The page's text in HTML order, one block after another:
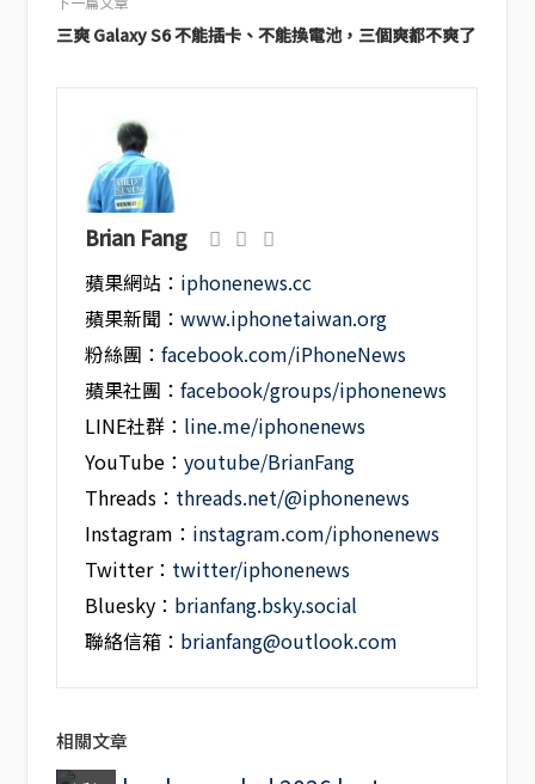
三爽 Galaxy S6 不能插卡、不能換電池，三個爽都不爽了
Brian Fang
蘋果網站： iphonenews.cc
蘋果新聞：www.iphonetaiwan.org
粉絲團：facebook.com/iPhoneNews
蘋果社團：facebook/groups/iphonenews
LINE社群： line.me/iphonenews
YouTube：youtube/BrianFang
Threads： threads.net/@iphonenews
Instagram： instagram.com/iphonenews
Twitter： twitter/iphonenews
Bluesky： brianfang.bsky.social
聯絡信箱： brianfang@outlook.com
相關文章